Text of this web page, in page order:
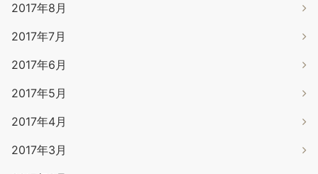
2017年8月
2017年7月
2017年6月
2017年5月
2017年4月
2017年3月